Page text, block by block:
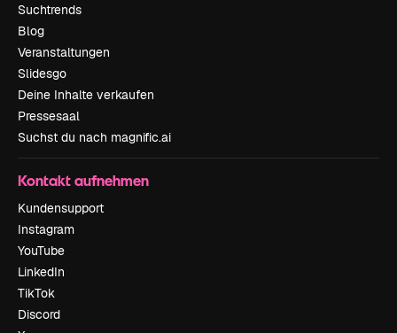
Suchtrends
Blog
Veranstaltungen
Slidesgo
Deine Inhalte verkaufen
Pressesaal
Suchst du nach magnific.ai
Kontakt aufnehmen
Kundensupport
Instagram
YouTube
LinkedIn
TikTok
Discord